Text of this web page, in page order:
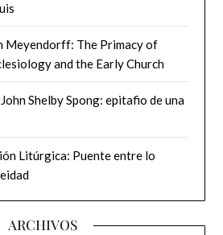
Meyendorff: The Primacy of
and the Early Church
John Shelby Spong: epitafio de una
Litúrgica: Puente entre lo
ARCHIVOS